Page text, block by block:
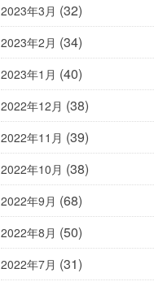
2023年3月 (32)
2023年2月 (34)
2023年1月 (40)
2022年12月 (38)
2022年11月 (39)
2022年10月 (38)
2022年9月 (68)
2022年8月 (50)
2022年7月 (31)